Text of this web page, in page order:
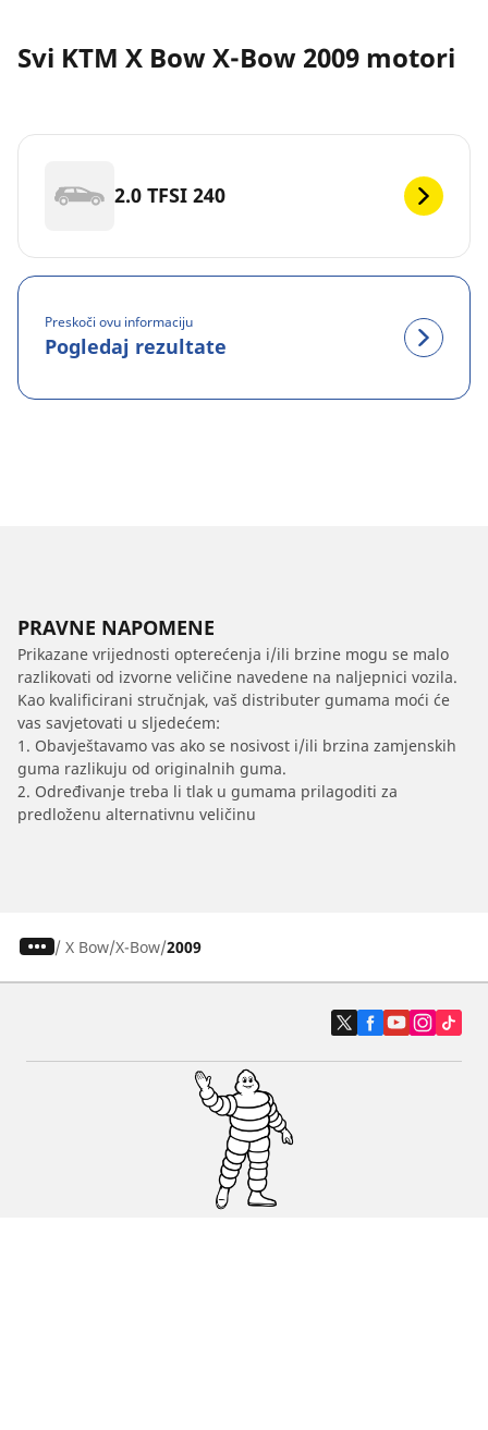
Svi KTM X Bow X-Bow 2009 motori
2.0 TFSI 240
Preskoči ovu informaciju
Pogledaj rezultate
PRAVNE NAPOMENE
Prikazane vrijednosti opterećenja i/ili brzine mogu se malo
razlikovati od izvorne veličine navedene na naljepnici vozila.
Kao kvalificirani stručnjak, vaš distributer gumama moći će
vas savjetovati u sljedećem:
1. Obavještavamo vas ako se nosivost i/ili brzina zamjenskih
guma razlikuju od originalnih guma.
2. Određivanje treba li tlak u gumama prilagoditi za
predloženu alternativnu veličinu
/ X Bow X-Bow 2009